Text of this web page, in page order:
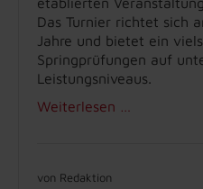
Das Turnier richtet sich
Jahre und bietet ein
Springprüfungen auf
Leistungsniveaus.
Weiterlesen …
von Redaktion